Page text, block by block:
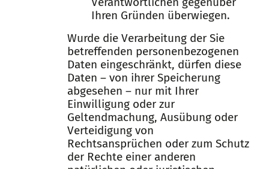
Ihren Gründen überwiegen.
Wurde die Verarbeitung der Sie
betreffenden personenbezogenen
Daten eingeschränkt, dürfen diese
Daten – von ihrer Speicherung
abgesehen – nur mit Ihrer
Einwilligung oder zur
Geltendmachung, Ausübung oder
Verteidigung von
Rechtsansprüchen oder zum Schutz
der Rechte einer anderen